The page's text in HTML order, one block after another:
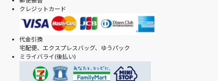
クレジットカード
代金引換
宅配便、エクスプレスバッグ、ゆうパック
ミライバライ(後払い)